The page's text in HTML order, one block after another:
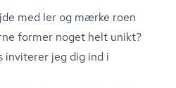
med ler og mærke roen
former noget helt unikt?
inviterer jeg dig ind i